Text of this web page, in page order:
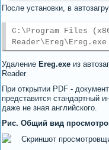
После установки, в
C:\Program Files
Reader\Ereg\Ereg.exe
Удаление Ereg.exe из
Reader
При открытии PDF -
представится стандартный
даже не зная английского.
Рис. Общий вид